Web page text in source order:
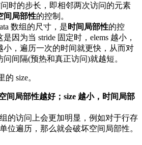
时的步长，即相邻两次访问的元素
间局部性的控制。
数组的尺寸，是 时间局部性的控
因为当 stride 固定时，elems 越小，
小，遍历一次的时间就更快，从而对
间隔(预热和真正访问)就越短。
size。
间局部性越好；size 越小，时间局部
的访问上会更加明显，例如对于行存
位遍历，那么就会破坏空间局部性。